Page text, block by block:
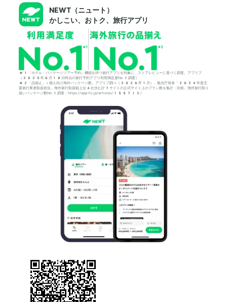
NEWT（ニュート）
かしこい、おトク、旅行アプリ
*1「ホテル・パッケージツアー予約」機能を持つ旅行アプリを対象に、ストアレビューに基づく調査。アプリブ
（2025年6月18日時点の旅行予約アプリ利用満足度No.1調査）
*2「品揃え」＝個人向け海外パッケージ数。アプリブ調べ（2026年1月）。観光庁発表「2024年度主
要旅行業者取扱状況」海外旅行取扱額上位4社含む計7サイトの公式サイト上のプラン数を集計・比較。海外旅行取り
扱いパッケージ数No.1調査：https://app-liv.jp/articles/155712/